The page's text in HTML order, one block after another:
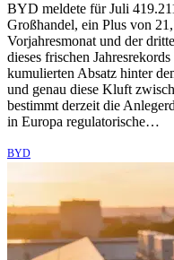
BYD meldete für Juli
Großhandel, ein Plus von
Vorjahresmonat und der
dieses frischen
kumulierten Absatz hinter
und genau diese Kluft
bestimmt derzeit die
in Europa regulatorische…
BYD